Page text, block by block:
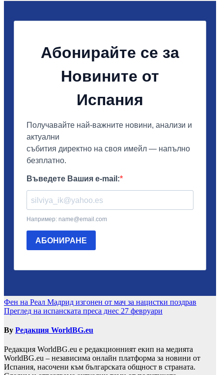
Навигация
Фен на Реал Мадрид изгонен от мач за нацистки поздрав
Преглед на испанската преса днес 27 февруари
By Редакция WorldBG.eu
Редакция WorldBG.eu е редакционният екип на медията
WorldBG.eu – независима онлайн платформа за новини от
Испания, насочени към българската общност в страната.